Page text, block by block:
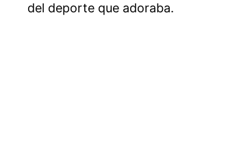
del deporte que adoraba.